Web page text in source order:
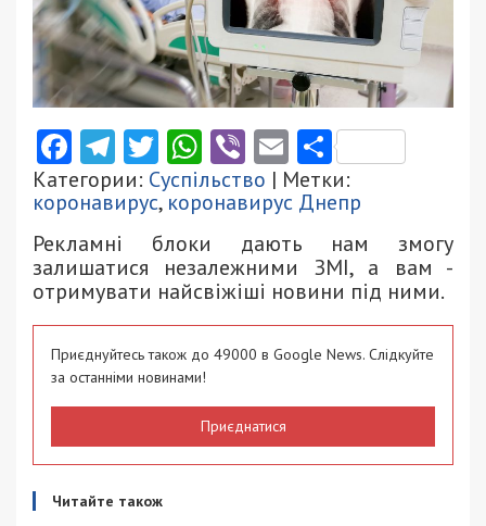
Facebook
Telegram
Twitter
WhatsApp
ViberEmail
Категории: Суспільство | Метки:
коронавирус, коронавирус Днепр
Рекламні блоки дають нам змогу
залишатися незалежними ЗМІ, а вам -
отримувати найсвіжіші новини під ними.
Приєднуйтесь також до 49000 в Google News. Слідкуйте
за останніми новинами!
Приєднатися
Читайте також